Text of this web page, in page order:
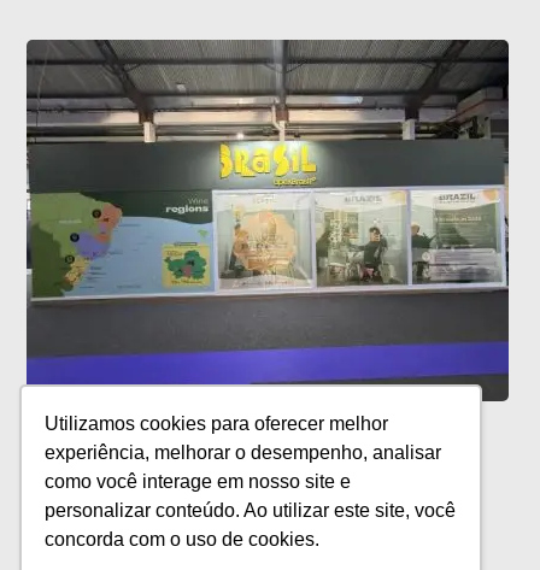
Utilizamos cookies para oferecer melhor
experiência, melhorar o desempenho, analisar
como você interage em nosso site e
personalizar conteúdo. Ao utilizar este site, você
concorda com o uso de cookies.
Exportações de vinhos brasileiros
crescem 23,73% no primeiro semestre